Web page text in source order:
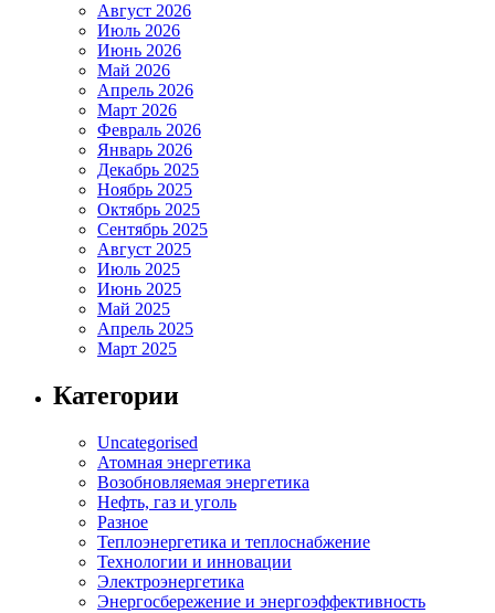
Август 2026
Июль 2026
Июнь 2026
Май 2026
Апрель 2026
Март 2026
Февраль 2026
Январь 2026
Декабрь 2025
Ноябрь 2025
Октябрь 2025
Сентябрь 2025
Август 2025
Июль 2025
Июнь 2025
Май 2025
Апрель 2025
Март 2025
Категории
Uncategorised
Атомная энергетика
Возобновляемая энергетика
Нефть, газ и уголь
Разное
Теплоэнергетика и теплоснабжение
Технологии и инновации
Электроэнергетика
Энергосбережение и энергоэффективность